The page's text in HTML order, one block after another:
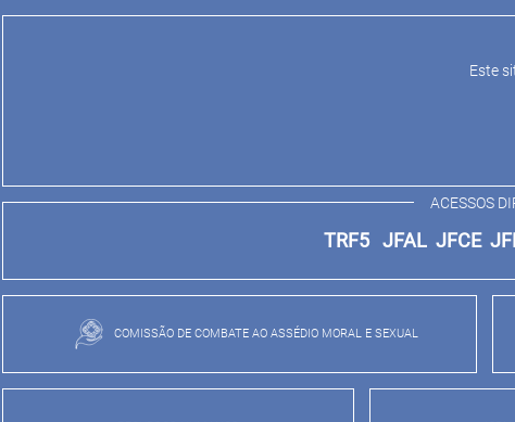
Este
ACESSOS
TRF5 JFAL JFCE
COMISSÃO DE COMBATE AO ASSÉDIO MORAL E SEXUAL